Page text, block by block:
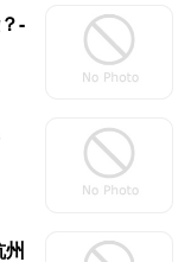
-
州